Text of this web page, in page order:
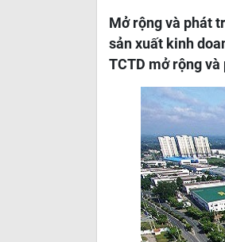
Mở rộng và phát
sản xuất kinh
TCTD mở rộng